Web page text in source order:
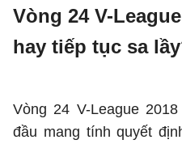
Vòng 24 V-
hay tiếp tục sa
Vòng 24 V-League
đầu mang tính quyết